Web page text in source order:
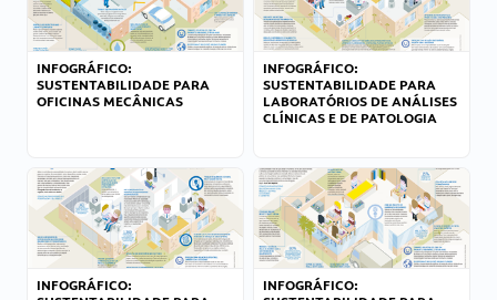
INFOGRÁFICO:
SUSTENTABILIDADE PARA
OFICINAS MECÂNICAS
INFOGRÁFICO:
SUSTENTABILIDADE PARA
LABORATÓRIOS DE ANÁLISES
CLÍNICAS E DE PATOLOGIA
INFOGRÁFICO:
INFOGRÁFICO: